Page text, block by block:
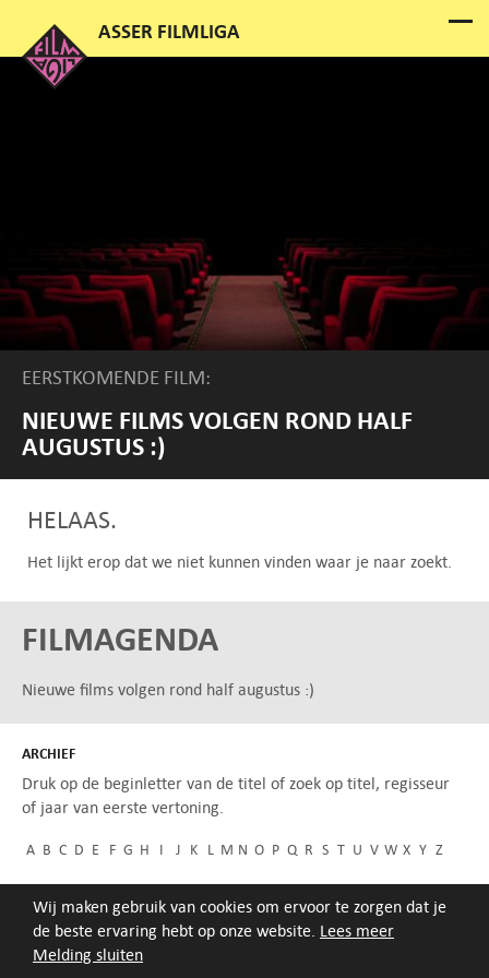
Melding sluiten
Wij maken gebruik van cookies om ervoor te zorgen dat je
de beste ervaring hebt op onze website. Lees meer
EERSTKOMENDE FILM:
NIEUWE FILMS VOLGEN ROND HALF
AUGUSTUS :)
HELAAS.
Het lijkt erop dat we niet kunnen vinden waar je naar zoekt.
FILMAGENDA
Nieuwe films volgen rond half augustus :)
ARCHIEF
Druk op de beginletter van de titel of zoek op titel, regisseur
of jaar van eerste vertoning.
A B C D E F G H I J K L M N O P Q R S T U V W X Y Z